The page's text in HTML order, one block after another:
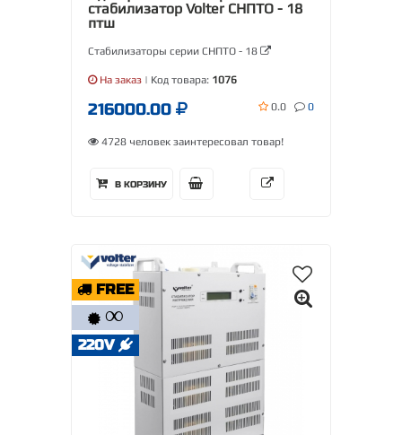
стабилизатор Volter СНПТО - 18
птш
Стабилизаторы серии СНПТО - 18
На заказ | Код товара: 1076
216000.00 0.0 0
4728 человек заинтересовал товар!
В КОРЗИНУ
FREE
∞
220V